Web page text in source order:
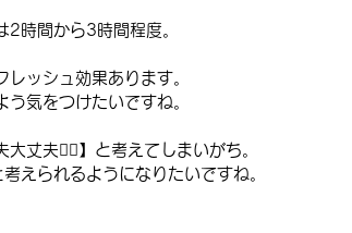
2時間から3時間程度。
ッシュ効果あります。
気をつけたいですね。
丈夫🙆‍♀️】と考えてしまいがち。
えられるようになりたいですね。